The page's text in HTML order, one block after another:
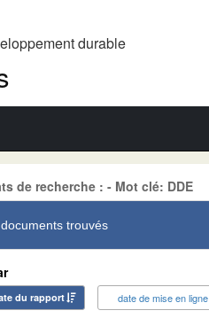
durable
de recherche : - Mot clé: DDE
trouvés
du rapport date de mise en ligne